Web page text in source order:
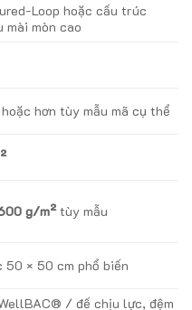
Loop hoặc cấu trúc
mài mòn cao
hoặc hơn tùy mẫu mã cụ thể
g/m²tùy mẫu
× 50 cm phổ biến
/ đế chịu lực, đệm